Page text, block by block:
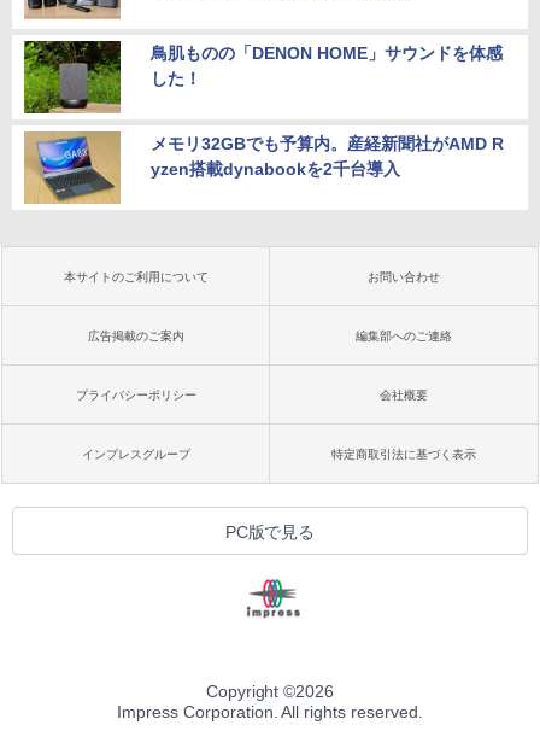
鳥肌ものの「DENON HOME」サウンドを体感
した！
メモリ32GBでも予算内。産経新聞社がAMD R
yzen搭載dynabookを2千台導入
本サイトのご利用について お問い合わせ
広告掲載のご案内 編集部へのご連絡
プライバシーポリシー 会社概要
インプレスグループ 特定商取引法に基づく表示
PC版で見る
Copyright ©2026
Impress Corporation. All rights reserved.